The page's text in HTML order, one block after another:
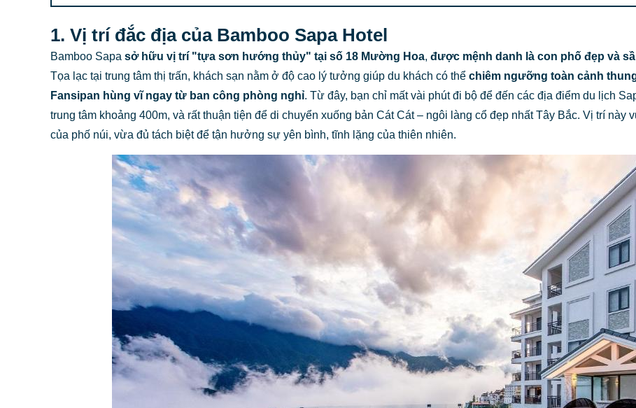
1. Vị trí đắc địa của Bamboo Sapa Hotel
Bamboo Sapa sở hữu vị trí "tựa sơn hướng thủy" tại số 18 Mường Hoa, được mệnh danh là con phố đẹp và
Tọa lạc tại trung tâm thị trấn, khách sạn nằm ở độ cao lý tưởng giúp du khách có thể chiêm ngưỡng toàn cảnh
Fansipan hùng vĩ ngay từ ban công phòng nghỉ. Từ đây, bạn chỉ mất vài phút đi bộ để đến các địa điểm du lịch
trung tâm khoảng 400m, và rất thuận tiện để di chuyển xuống bản Cát Cát – ngôi làng cổ đẹp nhất Tây Bắc. Vị trí
của phố núi, vừa đủ tách biệt để tận hưởng sự yên bình, tĩnh lặng của thiên nhiên.